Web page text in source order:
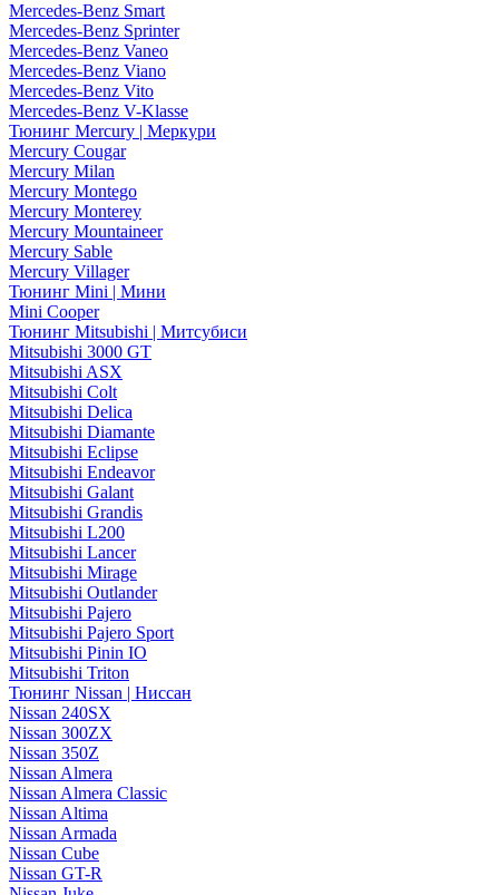
Mercedes-Benz Smart
Mercedes-Benz Sprinter
Mercedes-Benz Vaneo
Mercedes-Benz Viano
Mercedes-Benz Vito
Mercedes-Benz V-Klasse
Тюнинг Mercury | Меркури
Mercury Cougar
Mercury Milan
Mercury Montego
Mercury Monterey
Mercury Mountaineer
Mercury Sable
Mercury Villager
Тюнинг Mini | Мини
Mini Cooper
Тюнинг Mitsubishi | Митсубиси
Mitsubishi 3000 GT
Mitsubishi ASX
Mitsubishi Colt
Mitsubishi Delica
Mitsubishi Diamante
Mitsubishi Eclipse
Mitsubishi Endeavor
Mitsubishi Galant
Mitsubishi Grandis
Mitsubishi L200
Mitsubishi Lancer
Mitsubishi Mirage
Mitsubishi Outlander
Mitsubishi Pajero
Mitsubishi Pajero Sport
Mitsubishi Pinin IO
Mitsubishi Triton
Тюнинг Nissan | Ниссан
Nissan 240SX
Nissan 300ZX
Nissan 350Z
Nissan Almera
Nissan Almera Classic
Nissan Altima
Nissan Armada
Nissan Cube
Nissan GT-R